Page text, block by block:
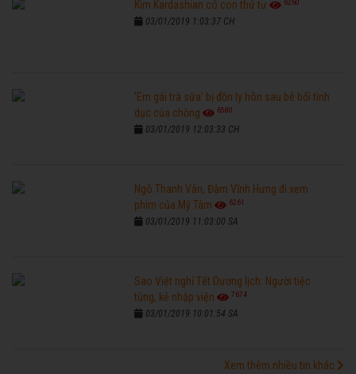
Kim Kardashian có con thứ tư 6260
03/01/2019 1:03:37 CH
'Em gái trà sữa' bị đồn ly hôn sau bê bối tình
dục của chồng
6580
03/01/2019 12:03:33 CH
Ngô Thanh Vân, Đàm Vĩnh Hưng đi xem
phim của Mỹ Tâm
6261
03/01/2019 11:03:00 SA
Sao Việt nghỉ Tết Dương lịch: Người tiệc
tùng, kẻ nhập viện
7674
03/01/2019 10:01:54 SA
Xem thêm nhiều tin khác